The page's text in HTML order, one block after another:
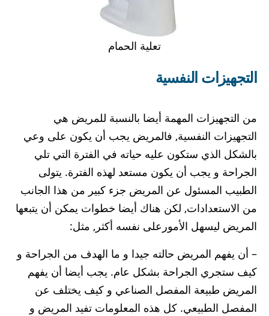
تعلية الحمام
التجهيزات النفسية
من التجهيزات المهمة أيضا بالنسبة للمريض هي
التجهيزات النفسية, فالمريض يجب أن يكون على وعي
بالشكل الذي ستكون عليه حياته في الفترة التي تلي
الجراحة و يجب أن يكون مستعد لهذه الفترة. يتولى
الطبيب المسئول عن المريض جزء كبير من هذا الجانب
من الاستعدادات, لكن هناك أيضا خطوات يمكن أن يتبعها
المريض ليسهل الأمورعلى نفسه أكثر, مثل:
– أن يفهم المريض حالته جيدا و ما الهدف من الجراحة و
كيف ستجري الجراحة بشكل عام. يجب أيضا أن يفهم
المريض طبيعة المفصل الصناعي و كيف يختلف عن
المفصل الطبيعي. كل هذه المعلومات تفيد المريض و